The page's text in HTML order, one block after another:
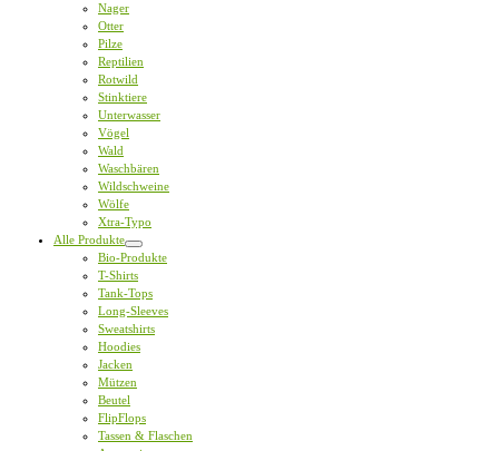
Nager
Otter
Pilze
Reptilien
Rotwild
Stinktiere
Unterwasser
Vögel
Wald
Waschbären
Wildschweine
Wölfe
Xtra-Typo
Alle Produkte
Bio-Produkte
T-Shirts
Tank-Tops
Long-Sleeves
Sweatshirts
Hoodies
Jacken
Mützen
Beutel
FlipFlops
Tassen & Flaschen